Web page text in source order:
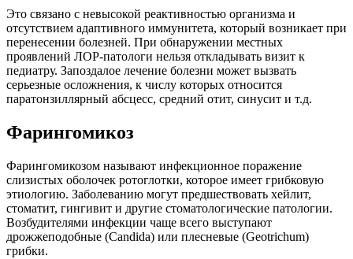
Это связано с невысокой реактивностью организма и
отсутствием адаптивного иммунитета, который возникает при
перенесении болезней. При обнаружении местных
проявлений ЛОР-патологи нельзя откладывать визит к
педиатру. Запоздалое лечение болезни может вызвать
серьезные осложнения, к числу которых относится
паратонзиллярный абсцесс, средний отит, синусит и т.д.
Фарингомикоз
Фарингомикозом называют инфекционное поражение
слизистых оболочек ротоглотки, которое имеет грибковую
этиологию. Заболеванию могут предшествовать хейлит,
стоматит, гингивит и другие стоматологические патологии.
Возбудителями инфекции чаще всего выступают
дрожжеподобные (Candida) или плесневые (Geotrichum)
грибки.